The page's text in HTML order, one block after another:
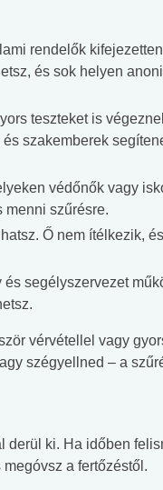
rendelők
és sok helyen
teszteket is
szakemberek
védőnők vagy
menni szűrésre.
Ő nem ítélkezik,
segélyszervezet
vérvétellel vagy
szégyellned – a
derül ki. Ha időben
a fertőzéstől.
#Suli,